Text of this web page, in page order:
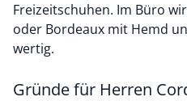
Freizeitschuhen. Im Büro
oder Bordeaux mit Hemd
wertig.
Gründe für Herren